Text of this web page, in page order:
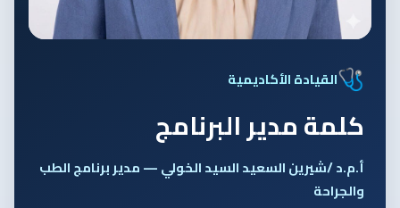
القيادة الأكاديمية
كلمة مدير البرنامج
أ.م.د /شيرين السعيد السيد الخولي — مدير برنامج الطب
والجراحة